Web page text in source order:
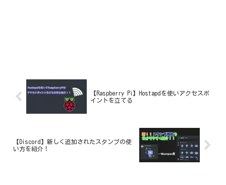
【Raspberry Pi】Hostapdを使いアクセスポ
イントを立てる
【Discord】新しく追加されたスタンプの使
い方を紹介！